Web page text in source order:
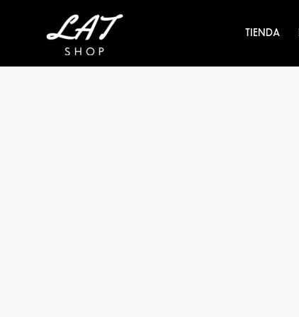
TIENDA